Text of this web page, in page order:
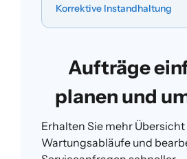
Korrektive Instandhaltung
Aufträge
planen und
Erhalten Sie mehr
Wartungsabläufe und